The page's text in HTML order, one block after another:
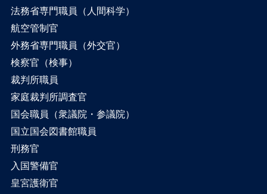
法務省専門職員（人間科学）
航空管制官
外務省専門職員（外交官）
検察官（検事）
裁判所職員
家庭裁判所調査官
国会職員（衆議院・参議院）
国立国会図書館職員
刑務官
入国警備官
皇宮護衛官